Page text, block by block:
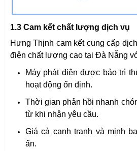
1.3 Cam kết chất lượng dịch vụ
Hưng Thịnh cam kết cung cấp
điện chất lượng cao tại Đà Nẵng
Máy phát điện được bảo trì
hoạt động ổn định.
Thời gian phản hồi nhanh
từ khi nhận yêu cầu.
Giá cả cạnh tranh và minh
ẩn.